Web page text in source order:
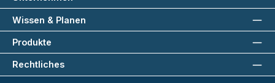
Wissen & Planen
Produkte
Rechtliches